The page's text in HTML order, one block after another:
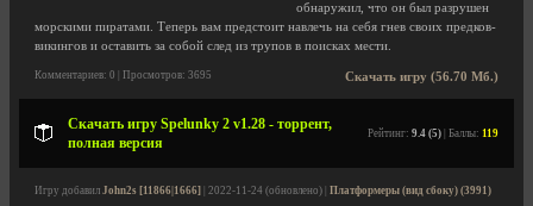
обнаружил, что он был разрушен
морскими пиратами. Теперь вам предстоит навлечь на себя гнев своих предков-
викингов и оставить за собой след из трупов в поисках мести.
Скачать игру (56.70 Мб.)
Комментариев: 0 | Просмотров: 3695
Скачать игру Spelunky 2 v1.28 - торрент,
полная версия
Рейтинг: 9.4 (5) | Баллы: 119
Игру добавил John2s [11866|1666] | 2022-11-24 (обновлено) | Платформеры (вид сбоку) (3991)